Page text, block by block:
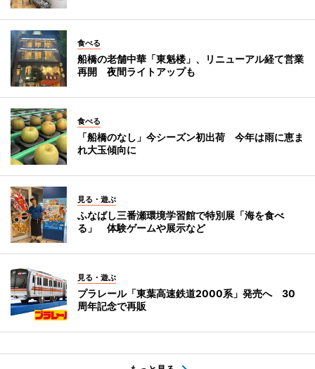
食べる
船橋の老舗中華「東魁楼」、リニューアル経て営業
再開 夜間ライトアップも
食べる
「船橋のなし」今シーズン初出荷 今年は雨に恵ま
れ大玉傾向に
見る・遊ぶ
ふなばし三番瀬環境学習館で特別展「海を食べ
る」 体験ゲームや展示など
見る・遊ぶ
プラレール「東葉高速鉄道2000系」発売へ 30
周年記念で再販